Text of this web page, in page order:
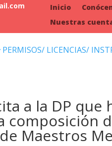
Inicio
Nuestras
PERMISOS/ LICENCIAS/
a la DP
composición
Maestros